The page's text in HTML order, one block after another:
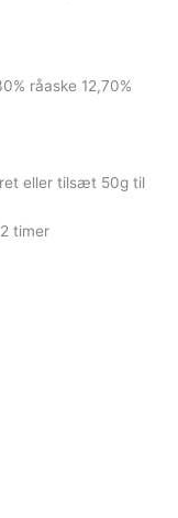
råaske 12,70%
eller tilsæt 50g til
timer